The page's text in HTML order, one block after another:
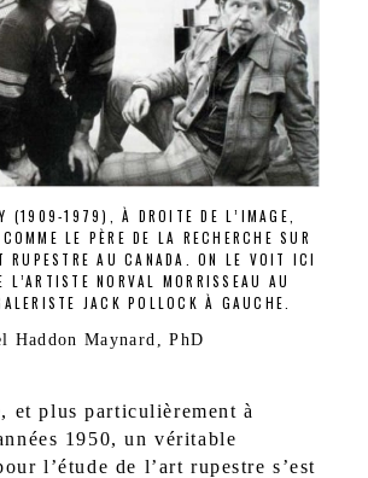
(1909-1979), À DROITE DE L’IMAGE,
LE PÈRE DE LA RECHERCHE SUR
RUPESTRE AU CANADA. ON LE VOIT ICI
L’ARTISTE NORVAL MORRISSEAU AU
JACK POLLOCK À GAUCHE.
Haddon Maynard, PhD
et plus particulièrement à
1950, un véritable
l’étude de l’art rupestre s’est